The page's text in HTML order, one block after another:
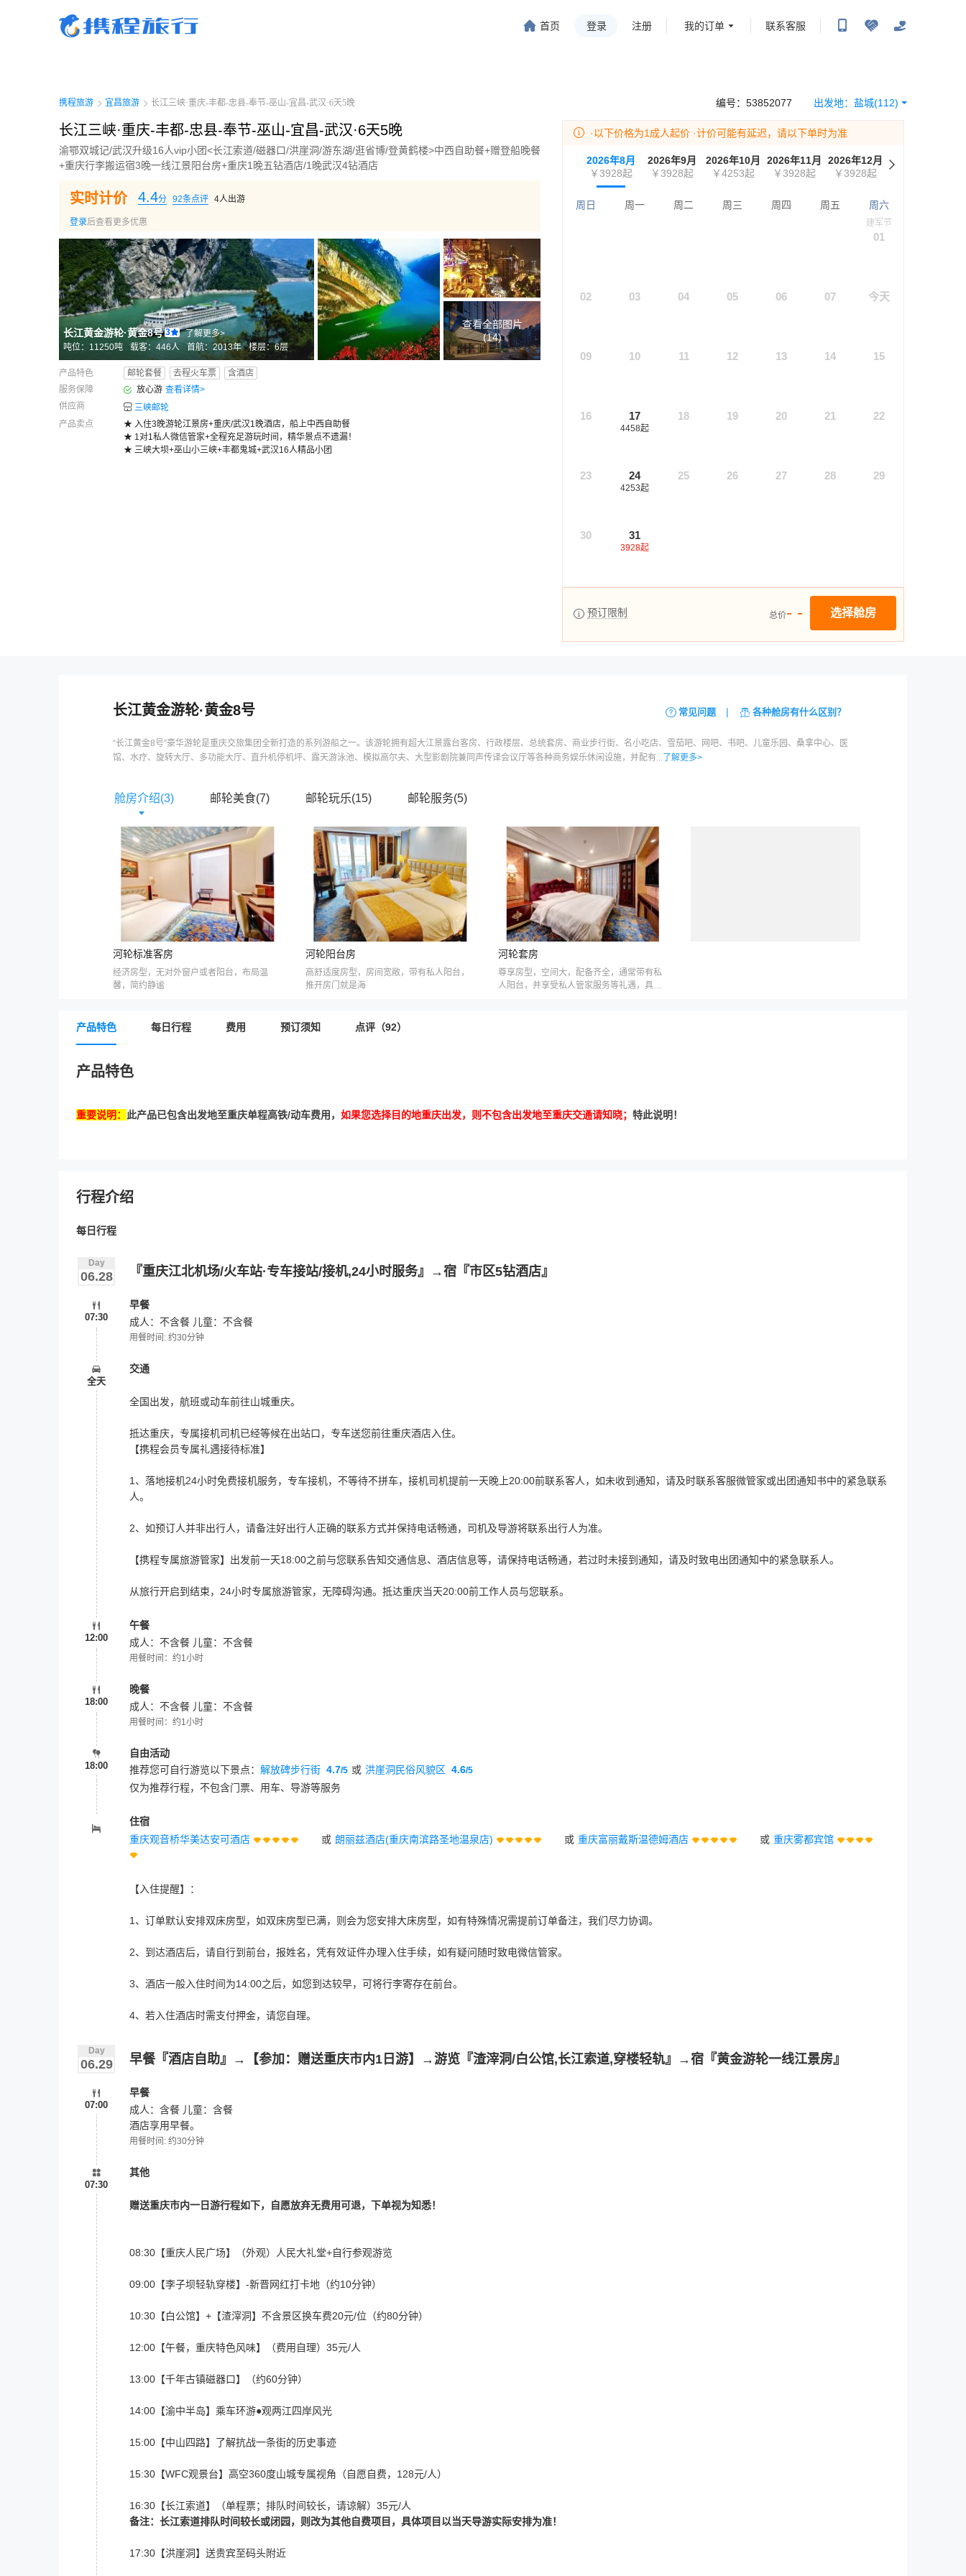
首页 登录 注册 我的订单 联系客服
携程旅游
宜昌旅游 长江三峡·重庆-丰都-忠县-奉节-巫山-宜昌-武汉·6天5晚
长江三峡·重庆-丰都-忠县-奉节-巫山-宜昌-武汉·6天5晚
渝鄂双城记/武汉升级16人vip小团<长江索道/磁器口/洪崖洞/游东湖/逛省博/登黄鹤楼>中西自助餐+赠登船晚餐
+重庆行李搬运宿3晚一线江景阳台房+重庆1晚五钻酒店/1晚武汉4钻酒店
实时计价 4.4分 92条点评 4人出游
登录后查看更多优惠
长江黄金游轮·黄金8号 3
了解更多>
吨位： 11250吨 载客： 446人 首航：2013年 楼层：6层
查看全部图片
(14)
产品特色 邮轮套餐 去程火车票
含酒店
服务保障
放心游 查看详情>
供应商
三峡邮轮
产品卖点
★ 入住3晚游轮江景房+重庆/武汉1晚酒店，船上中西自助餐
★ 1对1私人微信管家+全程充足游玩时间，精华景点不遗漏！
★ 三峡大坝+巫山小三峡+丰都鬼城+武汉16人精品小团
出发地： 盐城(112)
编号： 53852077
·以下价格为1成人起价 ·计价可能有延迟，请以下单时为准
2026年8月
￥3928起
2026年9月
￥3928起
2026年10月
￥4253起
2026年11月
￥3928起
2026年12月
￥3928起
周日 周一 周二 周三 周四 周五 周六
建军节
01
02 03 04 05 06 07 今天
09 10 11 12 13 14 15
16 17
4458起
18 19 20 21 22
23 24
4253起
25 26 27 28 29
30 31
3928起
预订限制 选择舱房
总价- -
长江黄金游轮·黄金8号 常见问题 | 各种舱房有什么区别？
“长江黄金8号”豪华游轮是重庆交旅集团全新打造的系列游船之一。该游轮拥有超大江景露台客房、行政楼层、总统套房、商业步行街、名小吃店、雪茄吧、网吧、书吧、儿童乐园、桑拿中心、医
馆、水疗、旋转大厅、多功能大厅、直升机停机坪、露天游泳池、模拟高尔夫、大型影剧院兼同声传译会议厅等各种商务娱乐休闲设施，并配有...了解更多>
舱房介绍(3) 邮轮美食(7) 邮轮玩乐(15) 邮轮服务(5)
河轮标准客房
经济房型，无对外窗户或者阳台，布局温
馨，简约静谧
河轮阳台房
高舒适度房型，房间宽敞，带有私人阳台，
推开房门就是海
河轮套房
尊享房型，空间大，配备齐全，通常带有私
人阳台，并享受私人管家服务等礼遇，具体
产品特色 每日行程 费用 预订须知 点评（92）
产品特色
重要说明： 此产品已包含出发地至重庆单程高铁/动车费用， 如果您选择目的地重庆出发，则不包含出发地至重庆交通请知晓； 特此说明！
行程介绍
每日行程
Day
06.28 『重庆江北机场/火车站·专车接站/接机,24小时服务』→宿『市区5钻酒店』
07:30
早餐
成人：不含餐 儿童：不含餐
用餐时间: 约30分钟
全天
交通
全国出发，航班或动车前往山城重庆。
抵达重庆，专属接机司机已经等候在出站口，专车送您前往重庆酒店入住。
【携程会员专属礼遇接待标准】
1、落地接机24小时免费接机服务，专车接机，不等待不拼车，接机司机提前一天晚上20:00前联系客人，如未收到通知，请及时联系客服微管家或出团通知书中的紧急联系
人。
2、如预订人并非出行人，请备注好出行人正确的联系方式并保持电话畅通，司机及导游将联系出行人为准。
【携程专属旅游管家】出发前一天18:00之前与您联系告知交通信息、酒店信息等，请保持电话畅通，若过时未接到通知，请及时致电出团通知中的紧急联系人。
从旅行开启到结束，24小时专属旅游管家，无障碍沟通。抵达重庆当天20:00前工作人员与您联系。
12:00
午餐
成人：不含餐 儿童：不含餐
用餐时间：约1小时
18:00
晚餐
成人：不含餐 儿童：不含餐
用餐时间：约1小时
18:00
自由活动
推荐您可自行游览以下景点： 解放碑步行街 4.7/5 或 洪崖洞民俗风貌区 4.6/5
仅为推荐行程，不包含门票、用车、导游等服务
住宿
重庆观音桥华美达安可酒店
或 朗丽兹酒店(重庆南滨路圣地温泉店) 或 重庆富丽戴斯温德姆酒店 或 重庆雾都宾馆
【入住提醒】：
1、订单默认安排双床房型，如双床房型已满，则会为您安排大床房型，如有特殊情况需提前订单备注，我们尽力协调。
2、到达酒店后，请自行到前台，报姓名，凭有效证件办理入住手续，如有疑问随时致电微信管家。
3、酒店一般入住时间为14:00之后，如您到达较早，可将行李寄存在前台。
4、若入住酒店时需支付押金，请您自理。
Day
06.29 早餐『酒店自助』→【参加：赠送重庆市内1日游】→游览『渣滓洞/白公馆,长江索道,穿楼轻轨』→宿『黄金游轮一线江景房』
07:00
早餐
成人：含餐 儿童：含餐
酒店享用早餐。
用餐时间: 约30分钟
07:30
其他
赠送重庆市内一日游行程如下，自愿放弃无费用可退，下单视为知悉！
08:30【重庆人民广场】（外观）人民大礼堂+自行参观游览
09:00【李子坝轻轨穿楼】-新晋网红打卡地（约10分钟）
10:30【白公馆】+【渣滓洞】不含景区换车费20元/位（约80分钟）
12:00【午餐，重庆特色风味】（费用自理）35元/人
13:00【千年古镇磁器口】（约60分钟）
14:00【渝中半岛】乘车环游●观两江四岸风光
15:00【中山四路】了解抗战一条街的历史事迹
15:30【WFC观景台】高空360度山城专属视角（自愿自费，128元/人）
16:30【长江索道】（单程票；排队时间较长，请谅解）35元/人
备注：长江索道排队时间较长或闭园，则改为其他自费项目，具体项目以当天导游实际安排为准！
17:30【洪崖洞】送贵宾至码头附近